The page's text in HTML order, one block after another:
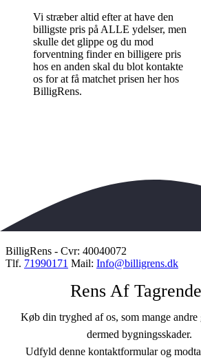
Vi stræber altid efter at have den
billigste pris på ALLE ydelser, men
skulle det glippe og du mod
forventning finder en billigere pris
hos en anden skal du blot kontakte
os for at få matchet prisen her hos
BilligRens.
BilligRens - Cvr: 40040072
Tlf. 71990171 Mail: Info@billigrens.dk
Rens Af
Køb din tryghed af os, som mange andre
dermed bygningsskader.
Udfyld denne kontaktformular og